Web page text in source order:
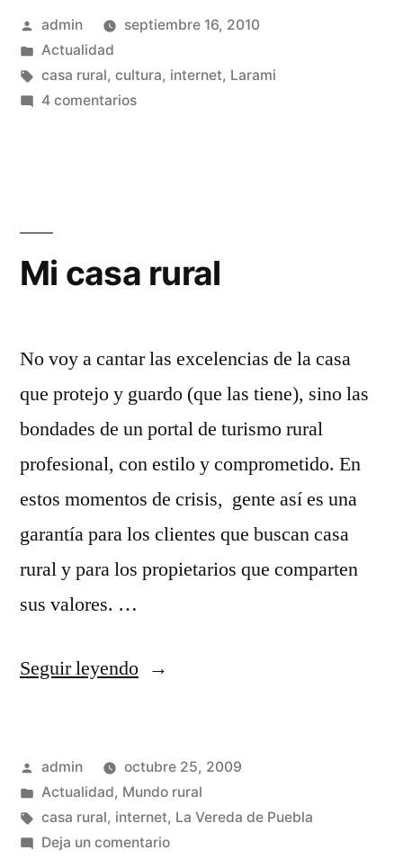
Publicado
por
admin
septiembre 16, 2010
Publicado
en
Actualidad
Etiquetas:
casa rural, cultura, internet, Larami
4 comentariosen
Mi casa rural
No voy a cantar las excelencias de la casa
que protejo y guardo (que las tiene), sino las
bondades de un portal de turismo rural
profesional, con estilo y comprometido. En
estos momentos de crisis, gente así es una
garantía para los clientes que buscan casa
rural y para los propietarios que comparten
sus valores. …
Seguir leyendo«Mi
Publicado
por
admin
octubre 25, 2009
Publicado
en
Actualidad, Mundo rural
Etiquetas:
casa rural, internet, La Vereda de Puebla
Deja un comentarioen